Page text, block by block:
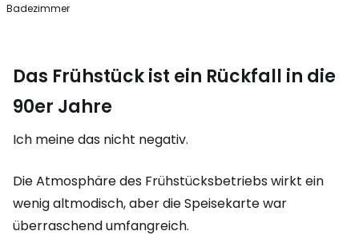
Badezimmer
Das Frühstück ist ein Rückfall in die
90er Jahre
Ich meine das nicht negativ.
Die Atmosphäre des Frühstücksbetriebs wirkt ein
wenig altmodisch, aber die Speisekarte war
überraschend umfangreich.